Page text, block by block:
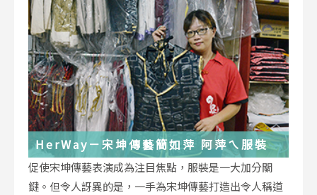
HerWay－宋坤傳藝簡如萍 阿萍ㄟ服裝
促使宋坤傳藝表演成為注目焦點，服裝是一大加分關
鍵。但令人訝異的是，一手為宋坤傳藝打造出令人稱道